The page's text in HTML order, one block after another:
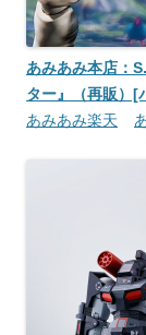
あみあみ本店：
ター』（再販）[
あみあみ楽天